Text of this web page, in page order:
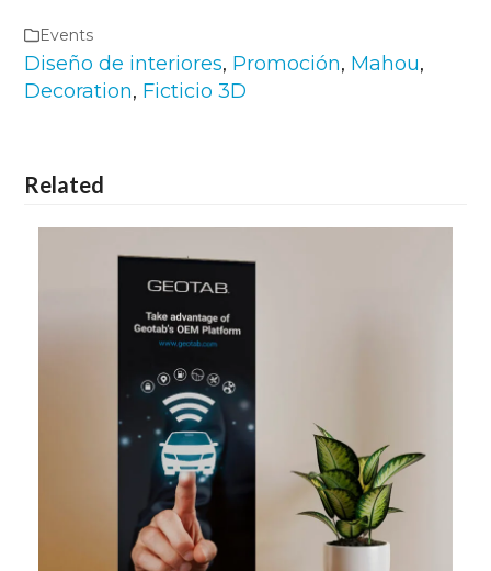
Events
Diseño de interiores, Promoción, Mahou,
Decoration, Ficticio 3D
Related